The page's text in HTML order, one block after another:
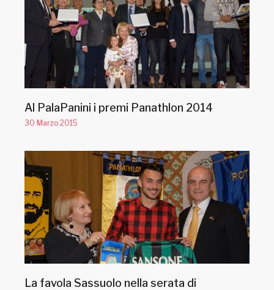
Al PalaPanini i premi Panathlon 2014
30 Marzo 2015
La favola Sassuolo nella serata di